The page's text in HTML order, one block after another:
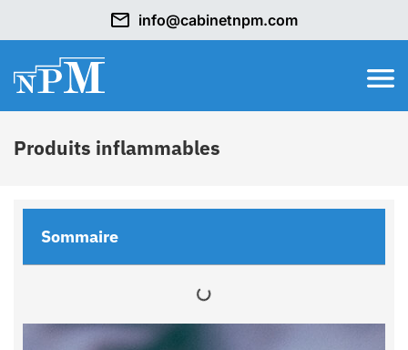
info@cabinetnpm.com
Produits inflammables
Sommaire